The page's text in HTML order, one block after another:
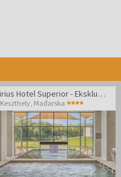
Sirius Hotel Superior - Ekskluzivni wellness odmor za parove
Keszthely Mađarska